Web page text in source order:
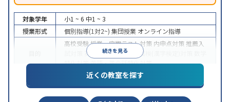
続きを見る
対象学年 小1 ~ 6 中1 ~ 3
授業形式
個別指導(1対2~) 集団授業 オンライン指導
高校受験授業・定期テスト対策 内申点対策推薦入
英検(英語検定)対策 漢検(漢字検定)対策
特化対策英語・英会話特化対策
オンライン対応
近くの教室を探す